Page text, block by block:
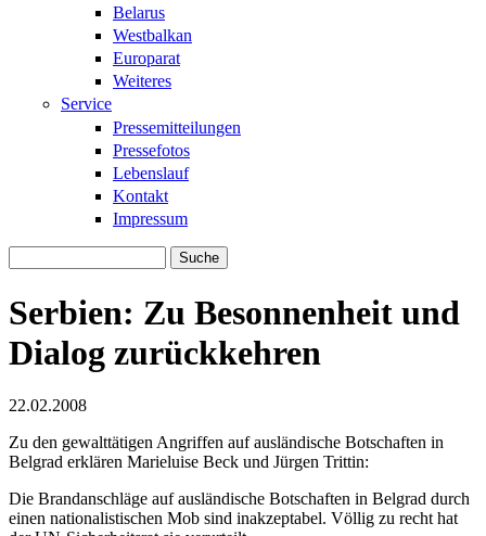
Belarus
Westbalkan
Europarat
Weiteres
Service
Pressemitteilungen
Pressefotos
Lebenslauf
Kontakt
Impressum
Serbien: Zu Besonnenheit und
Dialog zurückkehren
22.02.2008
Zu den gewalttätigen Angriffen auf ausländische Botschaften in
Belgrad erklären Marieluise Beck und Jürgen Trittin:
Die Brandanschläge auf ausländische Botschaften in Belgrad durch
einen nationalistischen Mob sind inakzeptabel. Völlig zu recht hat